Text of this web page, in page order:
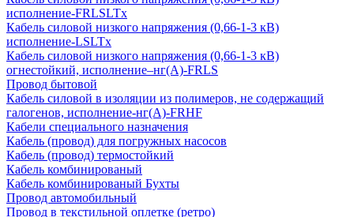
исполнение-FRLSLTx
Кабель силовой низкого напряжения (0,66-1-3 кВ)
исполнение-LSLTx
Кабель силовой низкого напряжения (0,66-1-3 кВ)
огнестойкий, исполнение–нг(А)-FRLS
Провод бытовой
Кабель силовой в изоляции из полимеров, не содержащий
галогенов, исполнение-нг(А)-FRHF
Кабели специального назначения
Кабель (провод) для погружных насосов
Кабель (провод) термостойкий
Кабель комбинированый
Кабель комбинированый Бухты
Провод автомобильный
Провод в текстильной оплетке (ретро)